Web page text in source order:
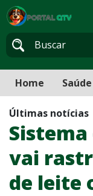
Home Saúde
Últimas notícias
vai
de leite